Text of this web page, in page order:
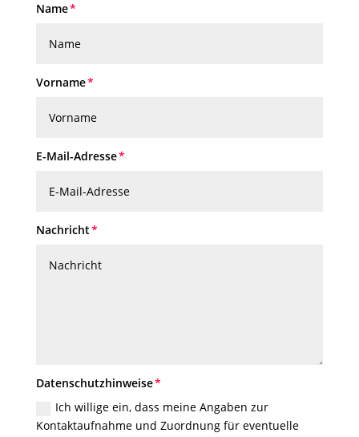
Name
Vorname
E-Mail-Adresse
Nachricht
Datenschutzhinweise
Datenschutzhinweise
Ich willige ein, dass meine Angaben zur
Kontaktaufnahme und Zuordnung für eventuelle